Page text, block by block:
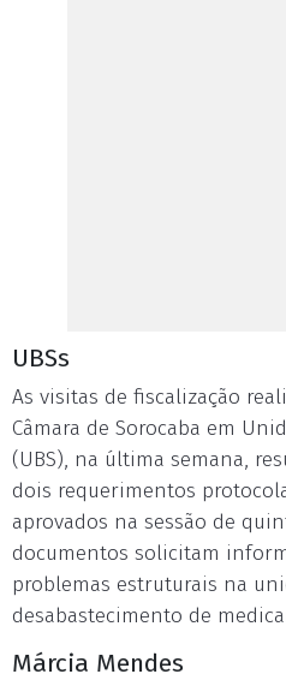
UBSs
As visitas de fiscalização
Câmara de Sorocaba em
(UBS), na última semana,
dois requerimentos
aprovados na sessão de
documentos solicitam
problemas estruturais na
desabastecimento de
Márcia Mendes